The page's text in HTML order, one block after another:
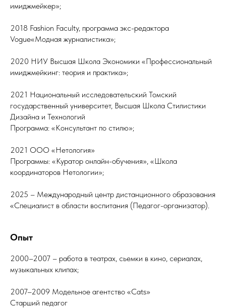
имиджмейкер»;
2018 Fashion Faculty, программа экс-редактора
Vogue«Модная журналистика»;
2020 НИУ Высшая Школа Экономики «Профессиональный
имиджмейкинг: теория и практика»;
2021 Национальный исследовательский Томский
государственный университет, Высшая Школа Стилистики
Дизайна и Технологий
Программа: «Консультант по стилю»;
2021 ООО «Нетология»
Программы: «Куратор онлайн-обучения», «Школа
координаторов Нетологии»;
2025 – Международный центр дистанционного образования
«Специалист в области воспитания (Педагог-организатор).
Опыт
2000–2007 – работа в театрах, сьемки в кино, сериалах,
музыкальных клипах;
2007–2009 Модельное агентство «Cats»
Старший педагог